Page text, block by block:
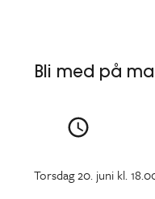
Bli med på
Torsdag 20. juni kl.